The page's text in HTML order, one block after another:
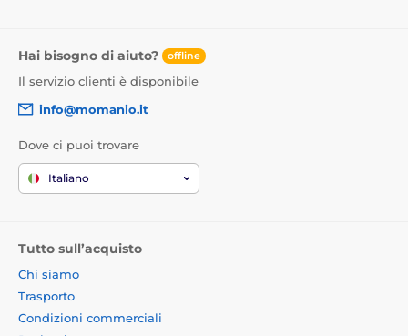
Hai bisogno di aiuto? offline
Il servizio clienti è disponibile
info@momanio.it
Dove ci puoi trovare
Italiano
Tutto sull’acquisto
Chi siamo
Trasporto
Condizioni commerciali